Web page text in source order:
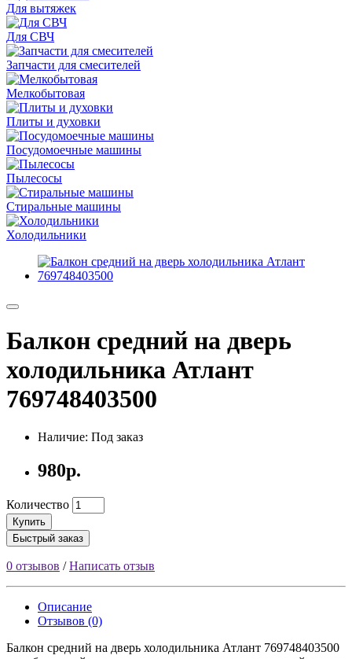
Для вытяжек
Для СВЧ
Запчасти для смесителей
Мелкобытовая
Плиты и духовки
Посудомоечные машины
Пылесосы
Стиральные машины
Холодильники
Балкон средний на дверь
холодильника Атлант
769748403500
Наличие: Под заказ
980р.
Количество
Купить
Быстрый заказ
0 отзывов /Написать отзыв
Описание
Отзывов (0)
Балкон средний на дверь холодильника Атлант 769748403500